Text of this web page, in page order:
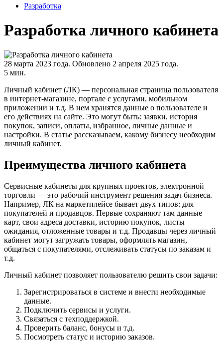
Разработка
Разработка личного кабинета
28 марта 2023 года. Обновлено 2 апреля 2025 года.
5 мин.
Личный кабинет (ЛК) — персональная страница пользователя
в интернет-магазине, портале с услугами, мобильном
приложении и т.д. В нем хранятся данные о пользователе и
его действиях на сайте. Это могут быть: заявки, история
покупок, записи, оплаты, избранное, личные данные и
настройки. В статье рассказываем, какому бизнесу необходим
личный кабинет.
Преимущества личного кабинета
Сервисные кабинеты для крупных проектов, электронной
торговли — это рабочий инструмент решения задач бизнеса.
Например, ЛК на маркетплейсе бывает двух типов: для
покупателей и продавцов. Первые сохраняют там данные
карт, свои адреса доставки, историю покупок, листы
ожидания, отложенные товары и т.д. Продавцы через личный
кабинет могут загружать товары, оформлять магазин,
общаться с покупателями, отслеживать статусы по заказам и
т.д.
Личный кабинет позволяет пользователю решить свои задачи:
Зарегистрироваться в системе и внести необходимые
данные.
Подключить сервисы и услуги.
Связаться с техподдержкой.
Проверить баланс, бонусы и т.д.
Посмотреть статус и историю заказов.